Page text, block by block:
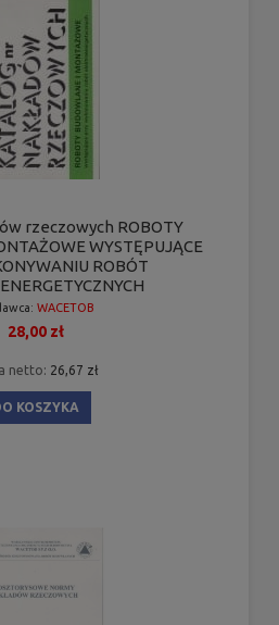
rzeczowych ROBOTY
WYSTĘPUJĄCE
ROBÓT
WACETOB
28,00 zł
netto: 26,67 zł
KOSZYKA